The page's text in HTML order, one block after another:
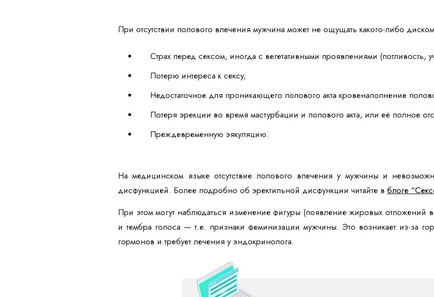
При отсутствии полового влечения мужчина может не ощущать какого-либо
Страх перед сексом, иногда с вегетативными проявлениями
Потерю интереса к сексу;
Недостаточное для проникающего полового акта кровенаполнение
Потеря эрекции во время мастурбации и полового акта, или её полное
Преждевременную эякуляцию.
На медицинском языке отсутствие полового влечения у мужчины и
дисфункцией. Более подробно об эректильной дисфункции читайте в блоге
При этом могут наблюдаться изменение фигуры (появление жировых отложений
и тембра голоса — т.е. признаки феминизации мужчины. Это возникает из-за
гормонов и требует лечения у эндокринолога.